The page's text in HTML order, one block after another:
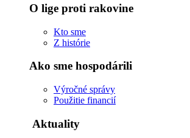
O lige proti rakovine
Kto sme
Z histórie
Ako sme hospodárili
Výročné správy
Použitie financií
Aktuality